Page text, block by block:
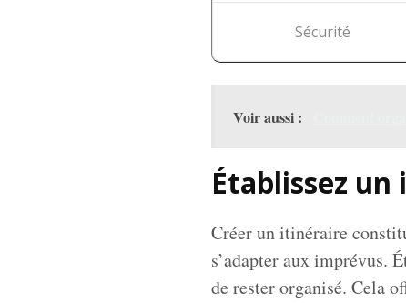
Sécurité
Voir aussi :
Établissez
Créer un itinéraire
s’adapter aux imprévus.
de rester organisé. Cela